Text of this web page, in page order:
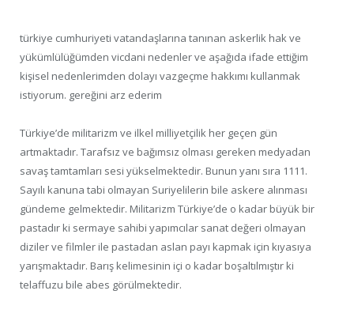
türkiye cumhuriyeti vatandaşlarına tanınan askerlik hak ve
yükümlülüğümden vicdani nedenler ve aşağıda ifade ettiğim
kişisel nedenlerimden dolayı vazgeçme hakkımı kullanmak
istiyorum. gereğini arz ederim
Türkiye’de militarizm ve ilkel milliyetçilik her geçen gün
artmaktadır. Tarafsız ve bağımsız olması gereken medyadan
savaş tamtamları sesi yükselmektedir. Bunun yanı sıra 1111.
Sayılı kanuna tabi olmayan Suriyelilerin bile askere alınması
gündeme gelmektedir. Militarizm Türkiye’de o kadar büyük bir
pastadır ki sermaye sahibi yapımcılar sanat değeri olmayan
diziler ve filmler ile pastadan aslan payı kapmak için kıyasıya
yarışmaktadır. Barış kelimesinin içi o kadar boşaltılmıştır ki
telaffuzu bile abes görülmektedir.